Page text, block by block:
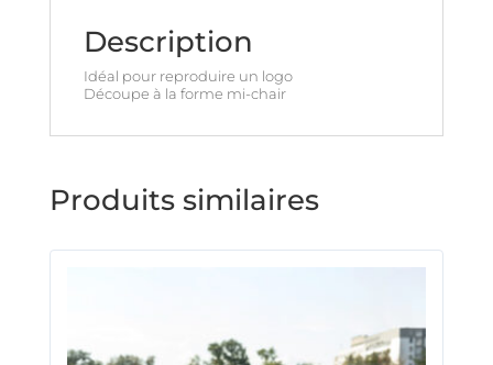
Description
Idéal pour reproduire un logo
Découpe à la forme mi-chair
Produits similaires